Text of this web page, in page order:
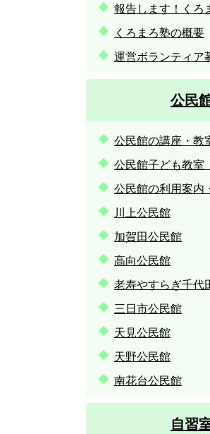
報告します！くろ
くろまろ塾の概要
運営ボランティア
公民
公民館の講座・教
公民館子ども教室
公民館の利用案内
川上公民館
加賀田公民館
高向公民館
老寿やすらぎ千代
三日市公民館
天見公民館
天野公民館
南花台公民館
自習